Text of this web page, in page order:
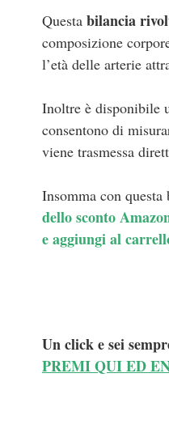
Questa bilancia
composizione
l’età delle arterie
Inoltre è disponibile
consentono di
viene trasmessa
Insomma con
dello sconto
e aggiungi al
Un click e sei
PREMI QUI ED